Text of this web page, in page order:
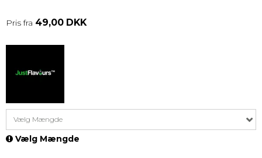
Pris fra 49,00 DKK
Vælg Mængde
Vælg Mængde